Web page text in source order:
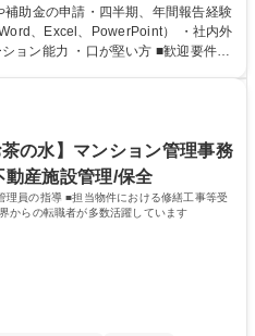
。 【総務・人事グルー
用活動 ・教育研修の企画、実行 ・勤
会議運営（評議員会、理事会） ・
せ、相談対応 ・その他日常の総務
助金の申請・四半期、年間報告経験
、Excel、PowerPoint） ・社内外
力 ・口が堅い方 ■歓迎要件
の水】マンション管理事務
産施設管理/保全
員の指導 ■担当物件における修繕工事等受
らの転職者が多数活躍しています